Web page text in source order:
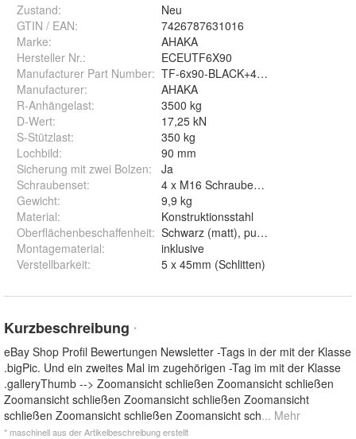
Zustand:
Neu
GTIN / EAN:
7426787631016
Marke:
AHAKA
Hersteller Nr.:
ECEUTF6X90
Manufacturer Part Number: TF-6x90-BLACK+4xM16x50
Manufacturer:
AHAKA
R-Anhängelast:
3500 kg
D-Wert:
17,25 kN
S-Stützlast:
350 kg
Lochbild:
90 mm
Sicherung mit zwei Bolzen:
Ja
Schraubenset:
4 x M16 Schrauben (in der Lieferung
Gewicht:
9,9 kg
Material:
Konstruktionsstahl
Oberflächenbeschaffenheit: Schwarz (matt), pulverlackiert
Montagematerial:
inklusive
Verstellbarkeit: 5 x 45mm (Schlitten)
Kurzbeschreibung *
eBay Shop Profil Bewertungen Newsletter -Tags in der mit der Klasse
.bigPic. Und ein zweites Mal im zugehörigen -Tag im mit der Klasse
.galleryThumb --> Zoomansicht schließen Zoomansicht schließen
Zoomansicht schließen Zoomansicht schließen Zoomansicht
schließen Zoomansicht schließen Zoomansicht sch... Mehr
* maschinell aus der Artikelbeschreibung erstellt